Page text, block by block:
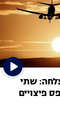
שתי
פיצויים